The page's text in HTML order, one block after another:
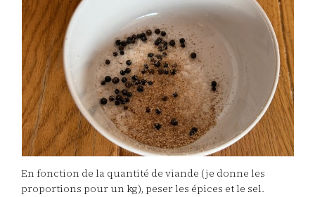
En fonction de la quantité de viande (je donne les
proportions pour un kg), peser les épices et le sel.